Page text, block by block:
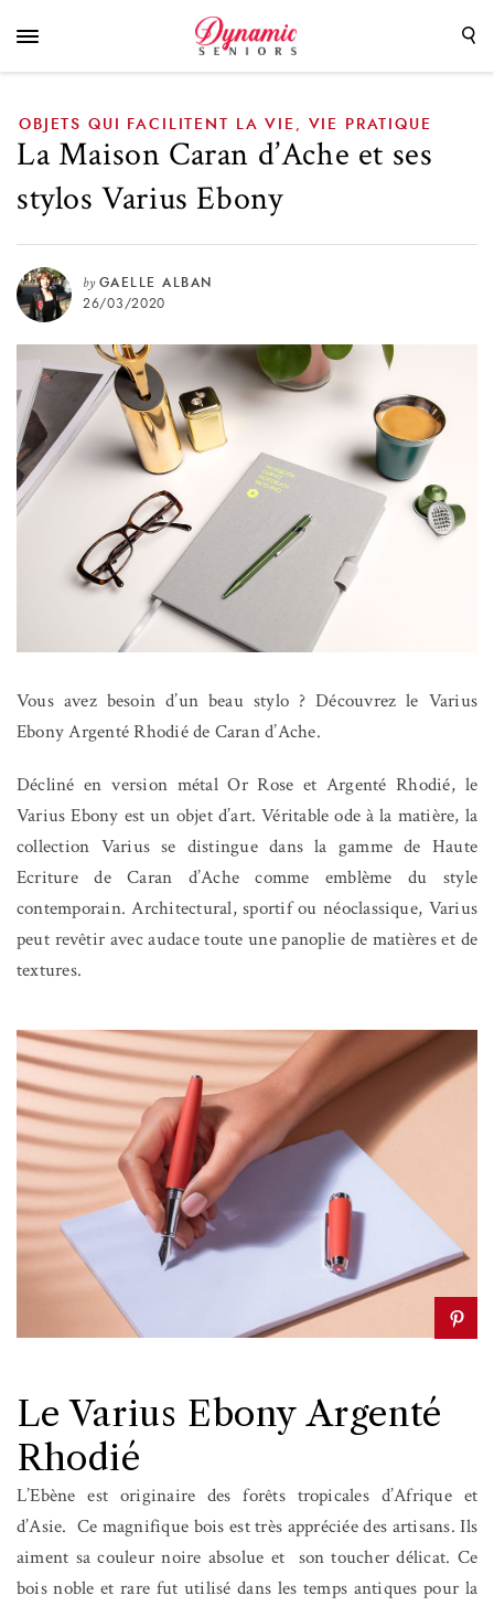
OBJETS QUI FACILITENT LA VIE VIE PRATIQUE
La Maison Caran d’Ache et ses
stylos Varius Ebony
by GAELLE ALBAN
26/03/2020
Vous avez besoin d’un beau stylo ? Découvrez le Varius
Ebony Argenté Rhodié de Caran d’Ache.
Décliné en version métal Or Rose et Argenté Rhodié, le
Varius Ebony est un objet d’art. Véritable ode à la matière, la
collection Varius se distingue dans la gamme de Haute
Ecriture de Caran d’Ache comme emblème du style
contemporain. Architectural, sportif ou néoclassique, Varius
peut revêtir avec audace toute une panoplie de matières et de
textures.
Le Varius Ebony Argenté
Rhodié
L’Ebène est originaire des forêts tropicales d’Afrique et
d’Asie. Ce magnifique bois est très appréciée des artisans. Ils
aiment sa couleur noire absolue et son toucher délicat. Ce
bois noble et rare fut utilisé dans les temps antiques pour la